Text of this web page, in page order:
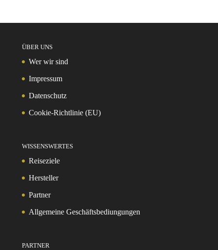
ÜBER UNS
Wer wir sind
Impressum
Datenschutz
Cookie-Richtlinie (EU)
WISSENSWERTES
Reiseziele
Hersteller
Partner
Allgemeine Geschäftsbediungungen
PARTNER